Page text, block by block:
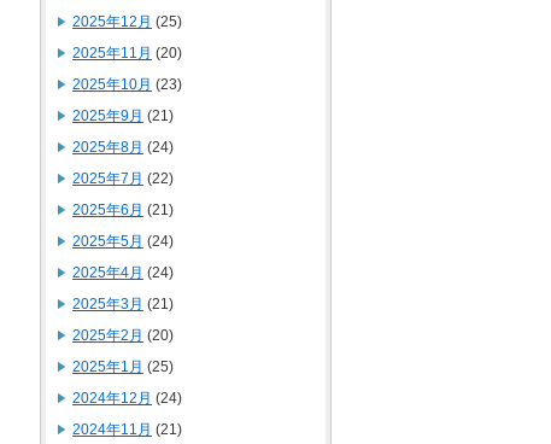
2025年12月 (25)
2025年11月 (20)
2025年10月 (23)
2025年9月 (21)
2025年8月 (24)
2025年7月 (22)
2025年6月 (21)
2025年5月 (24)
2025年4月 (24)
2025年3月 (21)
2025年2月 (20)
2025年1月 (25)
2024年12月 (24)
2024年11月 (21)